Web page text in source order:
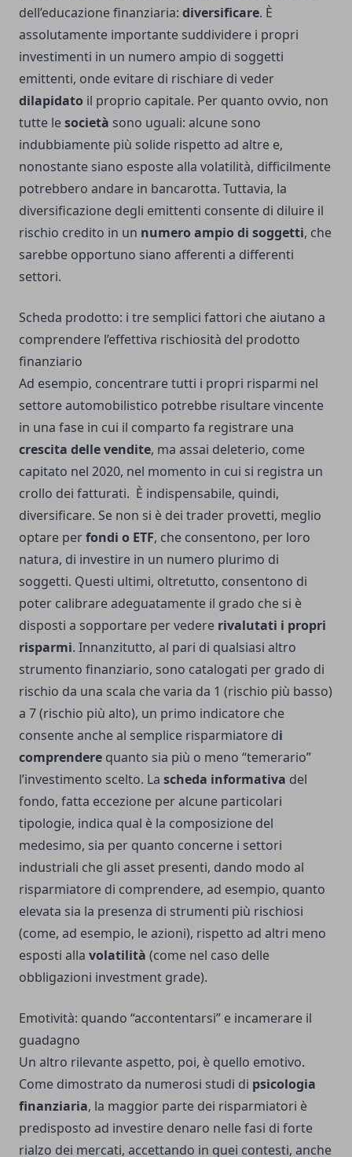
dell’educazione finanziaria: diversificare. È
assolutamente importante suddividere i propri
investimenti in un numero ampio di soggetti
emittenti, onde evitare di rischiare di veder
dilapidato il proprio capitale. Per quanto ovvio, non
tutte lesocietà sono uguali: alcune sono
indubbiamente più solide rispetto ad altre e,
nonostante siano esposte alla volatilità, difficilmente
potrebbero andare in bancarotta. Tuttavia, la
diversificazione degli emittenti consente di diluire il
rischio credito in un numero ampio di soggetti, che
sarebbe opportuno siano afferenti a differenti
settori.
Scheda prodotto: i tre semplici fattori che aiutano a
comprendere l’effettiva rischiosità del prodotto
finanziario
Ad esempio, concentrare tutti i propri risparmi nel
settore automobilistico potrebbe risultare vincente
in una fase in cui il comparto fa registrare una
crescita delle vendite, ma assai deleterio, come
capitato nel 2020, nel momento in cui si registra un
crollo dei fatturati. È indispensabile, quindi,
diversificare. Se non si è dei trader provetti, meglio
optare perfondi o ETF, che consentono, per loro
natura, di investire in un numero plurimo di
soggetti. Questi ultimi, oltretutto, consentono di
poter calibrare adeguatamente il grado che si è
disposti a sopportare per vedere rivalutati i propri
risparmi. Innanzitutto, al pari di qualsiasi altro
strumento finanziario, sono catalogati per grado di
rischio da una scala che varia da 1 (rischio più basso)
a 7 (rischio più alto), un primo indicatore che
consente anche al semplice risparmiatore di
comprendere quanto sia più o meno “temerario”
l’investimento scelto. La scheda informativa del
fondo, fatta eccezione per alcune particolari
tipologie, indica qual è la composizione del
medesimo, sia per quanto concerne i settori
industriali che gli asset presenti, dando modo al
risparmiatore di comprendere, ad esempio, quanto
elevata sia la presenza di strumenti più rischiosi
(come, ad esempio, le azioni), rispetto ad altri meno
esposti alla volatilità (come nel caso delle
obbligazioni investment grade).
Emotività: quando “accontentarsi” e incamerare il
guadagno
Un altro rilevante aspetto, poi, è quello emotivo.
Come dimostrato da numerosi studi di psicologia
finanziaria, la maggior parte dei risparmiatori è
predisposto ad investire denaro nelle fasi di forte
rialzo dei mercati, accettando in quei contesti, anche